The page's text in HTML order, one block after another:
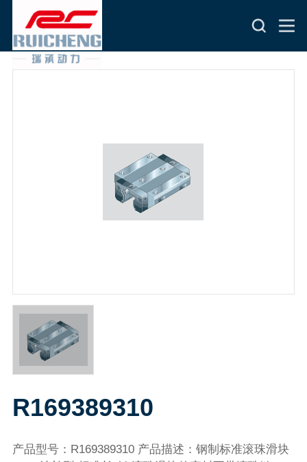
R169389310
产品型号：R169389310 产品描述：钢制标准滚珠滑块